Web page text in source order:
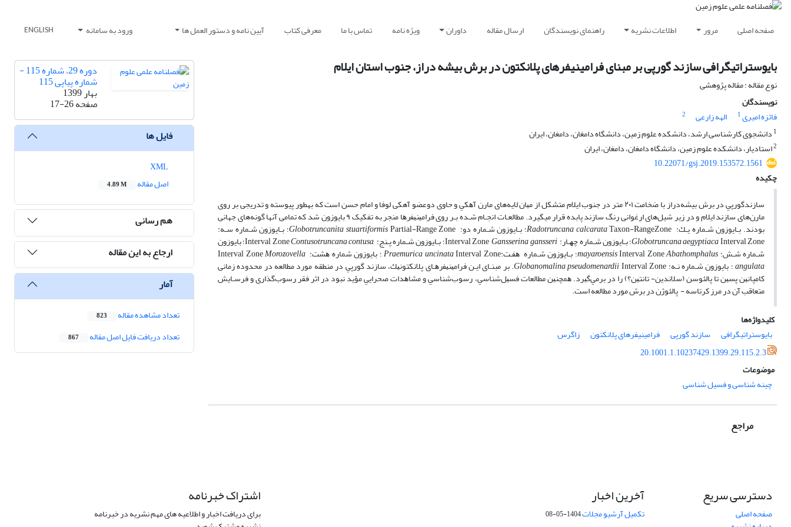
صفحه اصلی مرور اطلاعات نشریه راهنمای نویسندگان ارسال مقاله داوران ویژه نامه تماس با ما معرفی کتاب آیین نامه و دستور العمل ها ورود به سامانه ENGLISH
بایوستراتیگرافی سازند گورپی بر مبنای فرامینیفرهای پلانکتون در برش بیشه دراز، جنوب استان ایلام
نوع مقاله : مقاله پژوهشی
نویسندگان
فائزه امیری1 الهه زارعی
2
1 دانشجوی کارشناسی ارشد، دانشکده علوم زمین، دانشگاه دامغان، دامغان، ایران
2استادیار، دانشکده علوم زمین، دانشگاه دامغان، دامغان، ایران
10.22071/gsj.2019.153572.1561
چکیده
ﺳﺎزﻧﺪﮔﻮرﭘﻲ در ﺑﺮش بیشه‌‌‌‌‌دراز با ضخامت ۲۰۱ متر در جنوب ایلام متشکل از ﻣﻴﺎن لایه‌های ﻣﺎرن آﻫﻜﻲ و ﺣﺎوی دوﻋﻀﻮ آهکی ﻟﻮﻓﺎ و اﻣﺎم ﺣﺴﻦ است که به­طور پیوسته و تدریجی بر روی
مارن‌های سازند ایلام و در زیر شیل‌های ارغوانی رنگ سازند پابده قرار می­گیرد. ﻣﻄﺎﻟﻌـﺎت اﻧﺠـﺎم ﺷـﺪه ﺑـﺮ روی ﻓﺮاﻣﻴﻨﻴﻔر‌ﻫﺎ منجر به تفکیک ۹ بایوزون شد که تمامی آنها گونه‌های جهانی
بودند. ﺑـﺎﻳﻮزون ﺷـﻤﺎره ﻳـﻚ: Radotruncana­ calcarataTaxon-RangeZone؛ ﺑـﺎﻳﻮزون ﺷـﻤﺎره دو: Globotruncanita stuartiformisPartial-Range Zone؛ ﺑـﺎﻳﻮزون ﺷـﻤﺎره ﺳـﻪ:
Globotruncana aegyptiacaInterval Zone؛ ﺑـﺎﻳﻮزون ﺷـﻤﺎره ﭼﻬـﺎر: Interval Zone Gansserina gansseri ؛ ﺑـﺎﻳﻮزون ﺷـﻤﺎره ﭘـﻨﺞ: Interval Zone Contusotruncana contusa ؛ ﺑﺎﻳﻮزون
ﺷـﻤﺎره ﺷـﺶ: mayaroensisInterval ZoneAbathomphalus ؛ ﺑـﺎﻳﻮزون ﺷـﻤﺎره ﻫﻔـت: Praemurica uncinataInterval Zone ؛ ﺑﺎﻳﻮزون ﺷﻤﺎره ﻫﺸﺖ: Interval Zone Morozovella
angulata؛ ﺑﺎﻳﻮزون ﺷـﻤﺎره ﻧـﻪ: Globanomalina pseudomenardiiInterval Zone. ﺑﺮ ﻣﺒﻨـﺎی اﻳـﻦ ﻓﺮاﻣﻴﻨﻴﻔ‌ر‌ﻫـﺎی ﭘﻼﻧﻜﺘﻮﻧﻴﻚ، ﺳﺎزﻧﺪ‌ ﮔﻮرﭘﻲ در ﻣﻨﻄﻘﻪ ﻣﻮرد ﻣﻄﺎﻟﻌﻪ در محدوده زمانی
ﻛﺎﻣﭙﺎﻧﻴﻦ ﭘﺴﻴﻦ ﺗﺎ ﭘﺎﻟﺌﻮﺳﻦ (ﺳﻼﻧﺪﻳﻦ- ﺗﺎﻧﺘﻴﻦ؟) را در ﺑﺮﻣﻲﮔﻴﺮد. ﻫﻤﭽﻨﻴﻦ ﻣﻄﺎﻟﻌﺎت ﻓﺴﻴﻞ‌ﺷﻨﺎﺳﻲ، رﺳﻮب‌ﺷﻨﺎﺳﻲ و ﻣﺸﺎﻫﺪات ﺻﺤﺮاﻳﻲ ﻣﺆﻳﺪ ﻧﺒﻮد در اﺛﺮ ﻓﻘﺮ رﺳﻮب‌ﮔﺬاری و ﻓﺮﺳـﺎﻳﺶ
ﻣﺘﻌﺎﻗﺐ آن در ﻣﺮز ﻛﺮﺗﺎﺳﻪ - ﭘﺎﻟﺌﻮژن در برش مورد مطالعه اﺳﺖ.
کلیدواژه‌ها
بایوستراتیگرافی
سازند گورپی فرامینیفر‌های پلانکتون
زاگرس
20.1001.1.10237429.1399.29.115.2.3
موضوعات
چینه شناسی و فسیل شناسی
مراجع
دوره 29، شماره 115 -
شماره پیاپی 115
بهار 1399
صفحه17-26
فایل ها
اصل مقاله
4.89 M
هم رسانی
ارجاع به این مقاله
آمار
تعداد مشاهده مقاله 823
تعداد دریافت فایل اصل مقاله 867
دسترسی سریع
صفحه اصلی
آخرین اخبار
تکمیل آرشیو مجلات1404-05-08
اشتراک خبرنامه
برای دریافت اخبار و اطلاعیه های مهم نشریه در خبرنامه